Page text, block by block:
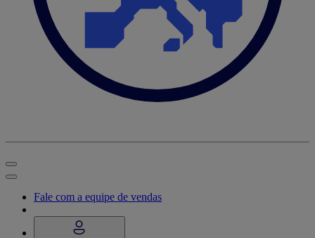
Fale com a equipe de vendas